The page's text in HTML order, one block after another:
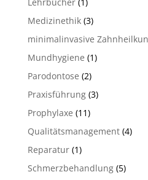
Medizinethik(3)
minimalinvasive
Mundhygiene (1)
Parodontose (2)
Praxisführung(3)
Prophylaxe (11)
Qualitätsmanagement(4)
Reparatur(1)
Schmerzbehandlung(5)